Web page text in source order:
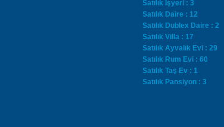
Satılık İşyeri : 3
Satılık Daire : 12
Satılık Dublex Daire : 2
Satılık Villa : 17
Satılık Ayvalık Evi : 29
Satılık Rum Evi : 60
Satılık Taş Ev : 1
Satılık Pansiyon : 3